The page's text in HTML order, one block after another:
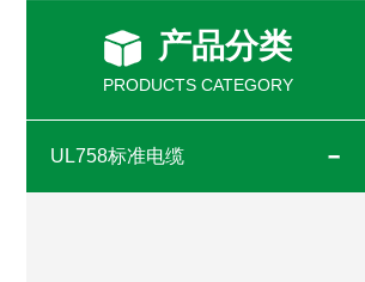
产品分类
PRODUCTS CATEGORY
UL758标准电缆